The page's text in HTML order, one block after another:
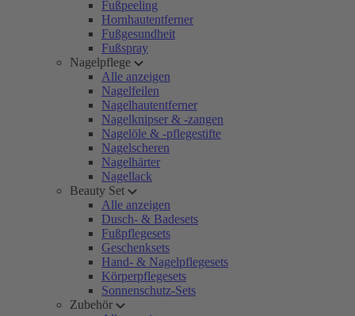
Fußpeeling
Hornhautentferner
Fußgesundheit
Fußspray
Nagelpflege
Alle anzeigen
Nagelfeilen
Nagelhautentferner
Nagelknipser & -zangen
Nagelöle & -pflegestifte
Nagelscheren
Nagelhärter
Nagellack
Beauty Set
Alle anzeigen
Dusch- & Badesets
Fußpflegesets
Geschenksets
Hand- & Nagelpflegesets
Körperpflegesets
Sonnenschutz-Sets
Zubehör